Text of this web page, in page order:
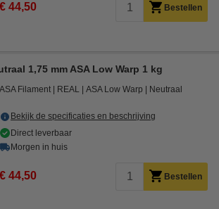
€ 44,50 Bestellen
1,75 mm ASA Low Warp 1 kg
ASA Filament REAL ASA Low Warp Neutraal
Bekijk de specificaties en beschrijving
Direct leverbaar
Morgen in huis
€ 44,50 Bestellen